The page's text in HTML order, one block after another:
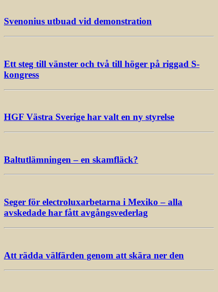
Svenonius utbuad vid demonstration
Ett steg till vänster och två till höger på riggad S-
kongress
HGF Västra Sverige har valt en ny styrelse
Baltutlämningen – en skamfläck?
Seger för electroluxarbetarna i Mexiko – alla
avskedade har fått avgångsvederlag
Att rädda välfärden genom att skära ner den